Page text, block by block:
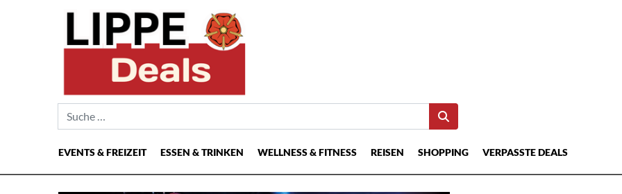
Suche nach:
Hauptnavigation
EVENTS & FREIZEIT ESSEN & TRINKEN WELLNESS & FITNESS REISEN SHOPPING VERPASSTE DEALS